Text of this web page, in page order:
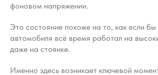
фоновом напряжении.
Это состояние похоже на то, как если бы
автомобиля всё время работал на
даже на стоянке.
Именно здесь возникает ключевой